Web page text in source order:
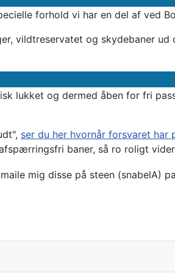
forhold vi har en del af ved
vildtreservatet og skydebaner
lukket og dermed åben for fri
ser du her hvornår forsvaret har
baner, så ro roligt
mig disse på steen (snabelA)